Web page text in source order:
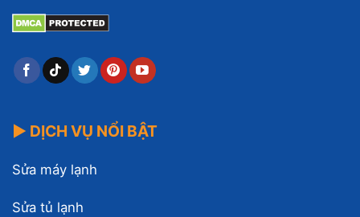
▶ DỊCH VỤ NỔI BẬT
Sửa máy lạnh
Sửa tủ lạnh